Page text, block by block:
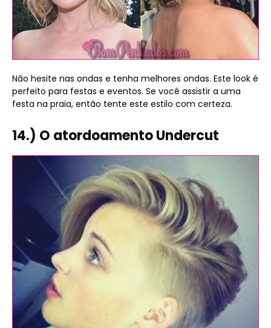
Não hesite nas ondas e tenha melhores ondas. Este look é
perfeito para festas e eventos. Se você assistir a uma
festa na praia, então tente este estilo com certeza.
14.) O atordoamento Undercut